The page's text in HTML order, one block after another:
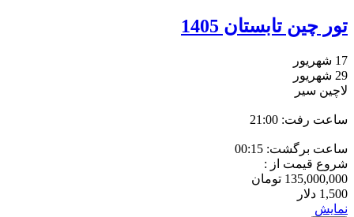
تور چین تابستان 1405
17 شهریور
29 شهریور
لاچین سیر
ساعت رفت: 21:00
ساعت برگشت: 00:15
شروع قیمت از :
135,000,000 تومان
1,500 دلار
نمایش